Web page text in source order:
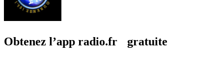
Obtenez l’app radio.fr gratuite